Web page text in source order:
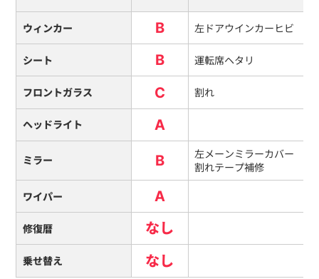
ウィンカー B 左ドアウインカーヒビ
シート B 運転席ヘタリ
フロントガラス C 割れ
ヘッドライト A
ミラー B
左メーンミラーカバー
割れテープ補修
ワイパー A
修復暦 なし
乗せ替え なし